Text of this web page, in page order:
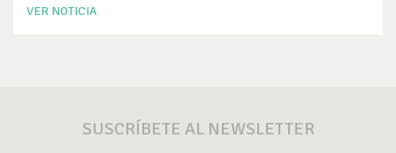
VER NOTICIA
SUSCRÍBETE AL NEWSLETTER